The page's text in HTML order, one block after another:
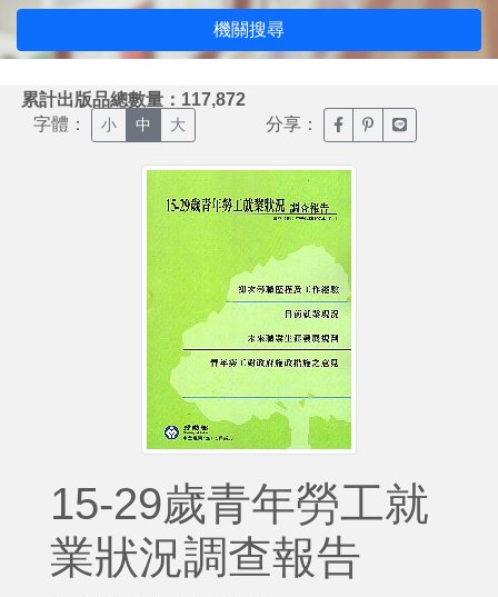
機關搜尋
累計出版品總數量：117,872
字體： 小 中 大 分享： 臉書分享(另開新視窗)
噗浪分享(另開新
Line分享(另
15-29歲青年勞工就
業狀況調查報告